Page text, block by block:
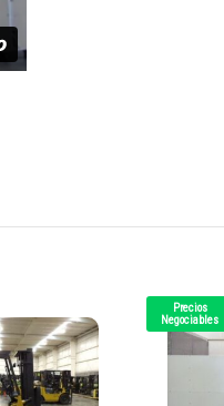
Precios
Negociables